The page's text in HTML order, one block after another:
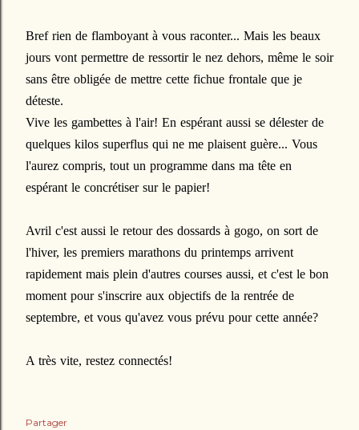
Bref rien de flamboyant à vous raconter... Mais les beaux
jours vont permettre de ressortir le nez dehors, même le soir
sans être obligée de mettre cette fichue frontale que je
déteste.
Vive les gambettes à l'air! En espérant aussi se délester de
quelques kilos superflus qui ne me plaisent guère... Vous
l'aurez compris, tout un programme dans ma tête en
espérant le concrétiser sur le papier!
Avril c'est aussi le retour des dossards à gogo, on sort de
l'hiver, les premiers marathons du printemps arrivent
rapidement mais plein d'autres courses aussi, et c'est le bon
moment pour s'inscrire aux objectifs de la rentrée de
septembre, et vous qu'avez vous prévu pour cette année?
A très vite, restez connectés!
Partager